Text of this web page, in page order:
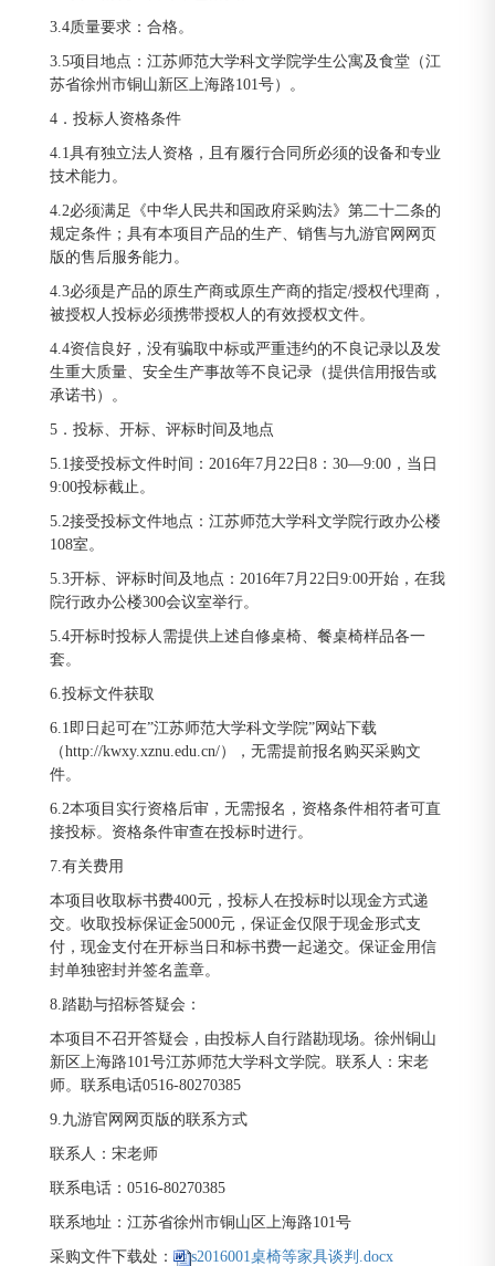
3.4质量要求：合格。
3.5项目地点：江苏师范大学科文学院学生公寓及食堂（江
苏省徐州市铜山新区上海路101号）。
4．投标人资格条件
4.1具有独立法人资格，且有履行合同所必须的设备和专业
技术能力。
4.2必须满足《中华人民共和国政府采购法》第二十二条的
规定条件；具有本项目产品的生产、销售与九游官网网页
版的售后服务能力。
4.3必须是产品的原生产商或原生产商的指定/授权代理商，
被授权人投标必须携带授权人的有效授权文件。
4.4资信良好，没有骗取中标或严重违约的不良记录以及发
生重大质量、安全生产事故等不良记录（提供信用报告或
承诺书）。
5．投标、开标、评标时间及地点
5.1接受投标文件时间：2016年7月22日8：30—9:00，当日
9:00投标截止。
5.2接受投标文件地点：江苏师范大学科文学院行政办公楼
108室。
5.3开标、评标时间及地点：2016年7月22日9:00开始，在我
院行政办公楼300会议室举行。
5.4开标时投标人需提供上述自修桌椅、餐桌椅样品各一
套。
6.投标文件获取
6.1即日起可在”江苏师范大学科文学院”网站下载
（http://kwxy.xznu.edu.cn/），无需提前报名购买采购文
件。
6.2本项目实行资格后审，无需报名，资格条件相符者可直
接投标。资格条件审查在投标时进行。
7.有关费用
本项目收取标书费400元，投标人在投标时以现金方式递
交。收取投标保证金5000元，保证金仅限于现金形式支
付，现金支付在开标当日和标书费一起递交。保证金用信
封单独密封并签名盖章。
8.踏勘与招标答疑会：
本项目不召开答疑会，由投标人自行踏勘现场。徐州铜山
新区上海路101号江苏师范大学科文学院。联系人：宋老
师。联系电话0516-80270385
9.九游官网网页版的联系方式
联系人：宋老师
联系电话：0516-80270385
联系地址：江苏省徐州市铜山区上海路101号
采购文件下载处： s2016001桌椅等家具谈判.docx